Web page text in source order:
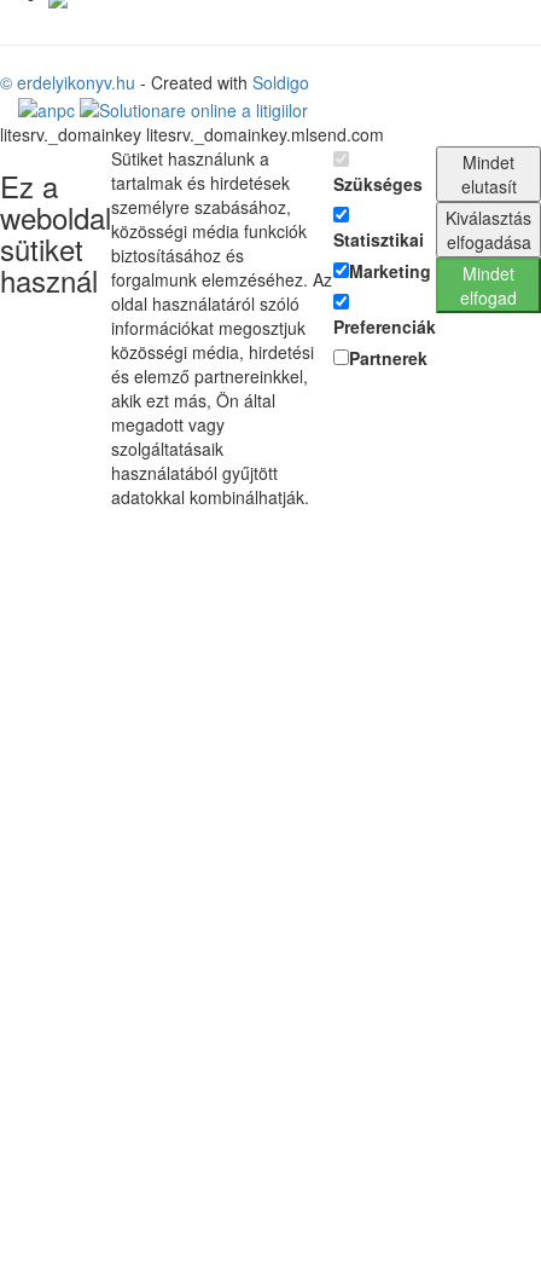
© erdelyikonyv.hu - Created with Soldigo
litesrv._domainkey litesrv._domainkey.mlsend.com
Ez a
weboldal
sütiket
használ
Sütiket használunk a
tartalmak és hirdetések
személyre szabásához,
közösségi média funkciók
biztosításához és
forgalmunk elemzéséhez. Az
oldal használatáról szóló
információkat megosztjuk
közösségi média, hirdetési
és elemző partnereinkkel,
akik ezt más, Ön által
megadott vagy
szolgáltatásaik
használatából gyűjtött
adatokkal kombinálhatják.
Szükséges
Statisztikai
Marketing
Preferenciák
Partnerek
Mindet
elutasít
Kiválasztás
elfogadása
Mindet
elfogad